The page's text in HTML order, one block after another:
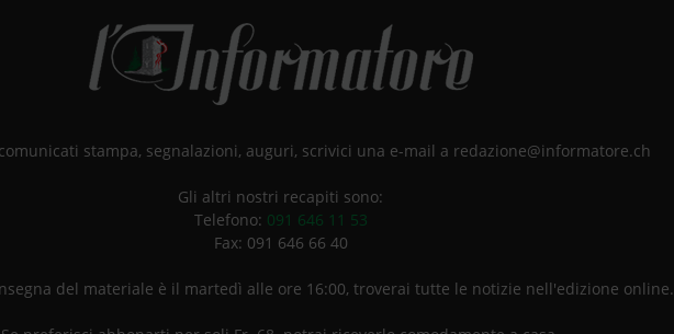
stampa, segnalazioni, auguri, scrivici una e-mail a redazione@informatore.ch
Gli altri nostri recapiti sono:
Telefono: 091 646 11 53
Fax: 091 646 66 40
del materiale è il martedì alle ore 16:00, troverai tutte le notizie nell'edizione online.